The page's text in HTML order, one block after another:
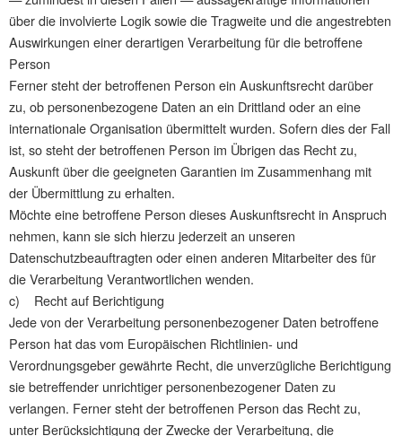
über die involvierte Logik sowie die Tragweite und die angestrebten
Auswirkungen einer derartigen Verarbeitung für die betroffene
Person
Ferner steht der betroffenen Person ein Auskunftsrecht darüber
zu, ob personenbezogene Daten an ein Drittland oder an eine
internationale Organisation übermittelt wurden. Sofern dies der Fall
ist, so steht der betroffenen Person im Übrigen das Recht zu,
Auskunft über die geeigneten Garantien im Zusammenhang mit
der Übermittlung zu erhalten.
Möchte eine betroffene Person dieses Auskunftsrecht in Anspruch
nehmen, kann sie sich hierzu jederzeit an unseren
Datenschutzbeauftragten oder einen anderen Mitarbeiter des für
die Verarbeitung Verantwortlichen wenden.
c) Recht auf Berichtigung
Jede von der Verarbeitung personenbezogener Daten betroffene
Person hat das vom Europäischen Richtlinien- und
Verordnungsgeber gewährte Recht, die unverzügliche Berichtigung
sie betreffender unrichtiger personenbezogener Daten zu
verlangen. Ferner steht der betroffenen Person das Recht zu,
unter Berücksichtigung der Zwecke der Verarbeitung, die